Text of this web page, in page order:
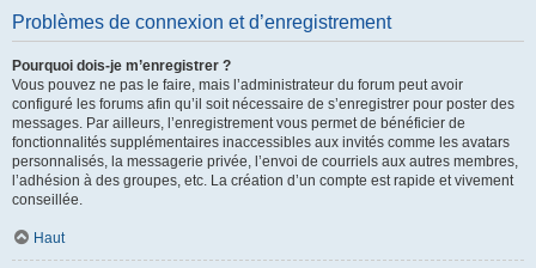
Problèmes de connexion et d’enregistrement
Pourquoi dois-je m’enregistrer ?
Vous pouvez ne pas le faire, mais l’administrateur du forum peut avoir
configuré les forums afin qu’il soit nécessaire de s’enregistrer pour poster des
messages. Par ailleurs, l’enregistrement vous permet de bénéficier de
fonctionnalités supplémentaires inaccessibles aux invités comme les avatars
personnalisés, la messagerie privée, l’envoi de courriels aux autres membres,
l’adhésion à des groupes, etc. La création d’un compte est rapide et vivement
conseillée.
Haut